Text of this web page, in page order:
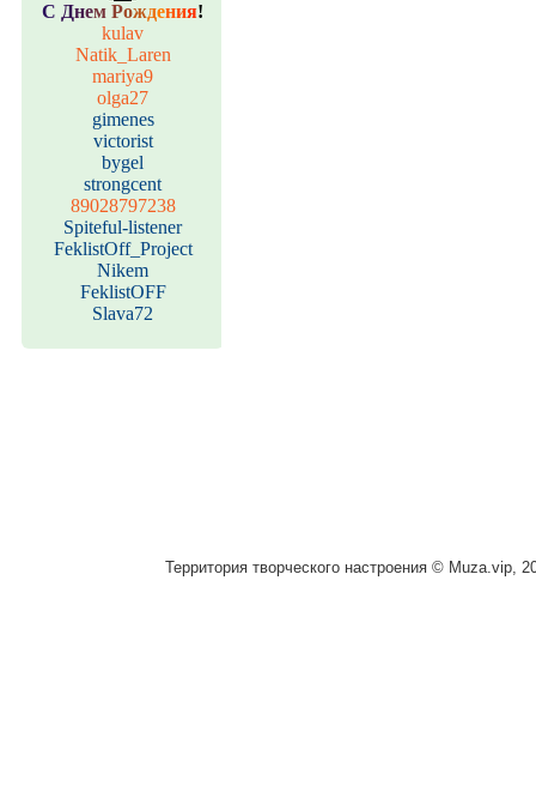
С Днем Рождения!
kulav
Natik_Laren
mariya9
olga27
gimenes
victorist
bygel
strongcent
89028797238
Spiteful-listener
FeklistOff_Project
Nikem
FeklistOFF
Slava72
Территория творческого настроения © Muza.vip,